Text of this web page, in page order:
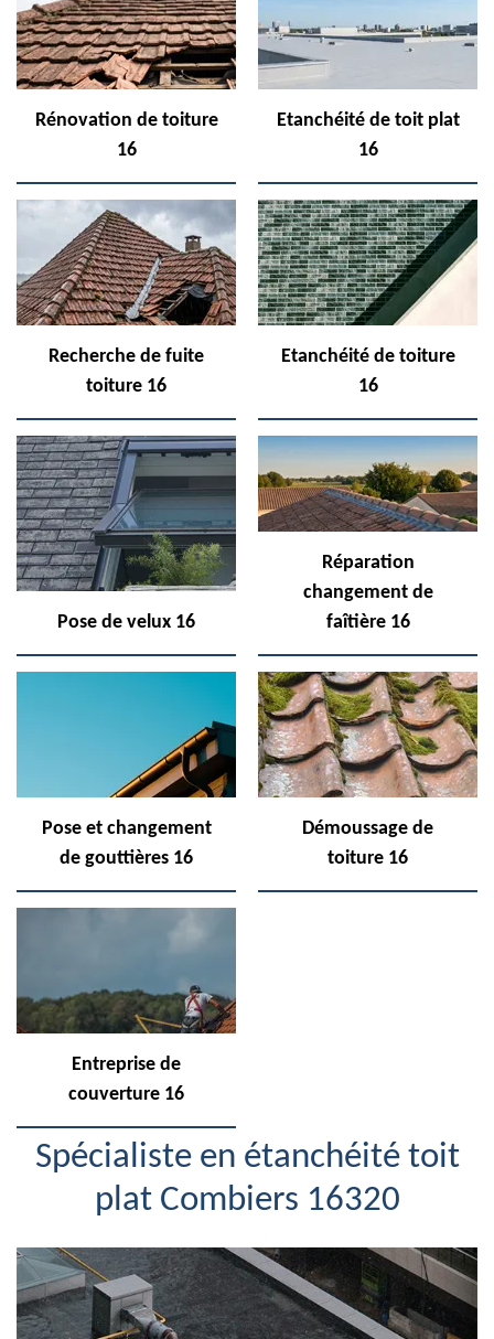
Rénovation de toiture
16
Etanchéité de toit plat
16
Recherche de fuite
toiture 16
Etanchéité de toiture
16
Pose de velux 16
Réparation
changement de
faîtière 16
Pose et changement
de gouttières 16
Démoussage de
toiture 16
Entreprise de
couverture 16
Spécialiste en étanchéité toit
plat Combiers 16320